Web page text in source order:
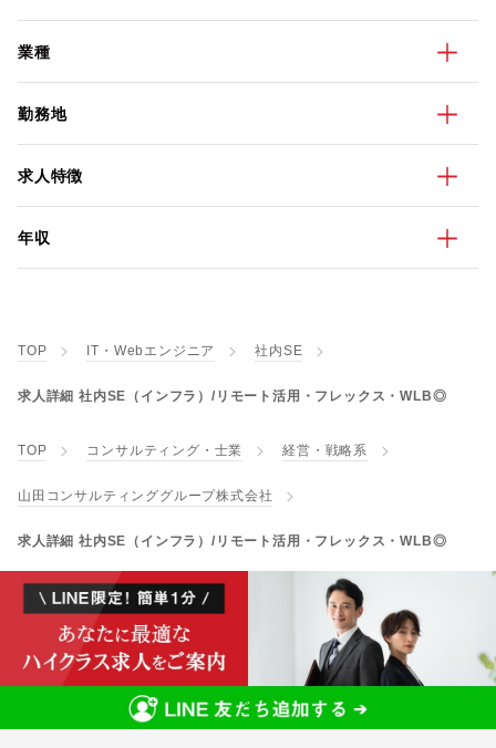
業種
勤務地
求人特徴
年収
TOP IT・Webエンジニア 社内SE
求人詳細 社内SE（インフラ）/リモート活用・フレックス・WLB◎
TOP コンサルティング・士業 経営・戦略系
山田コンサルティンググループ株式会社
求人詳細 社内SE（インフラ）/リモート活用・フレックス・WLB◎